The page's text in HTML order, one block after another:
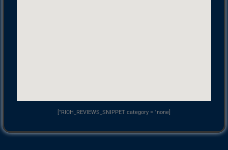
[RICH_REVIEWS_SNIPPET category = "none"]